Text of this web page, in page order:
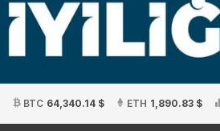
BTC 64,340.14 $ ETH 1,890.83 $